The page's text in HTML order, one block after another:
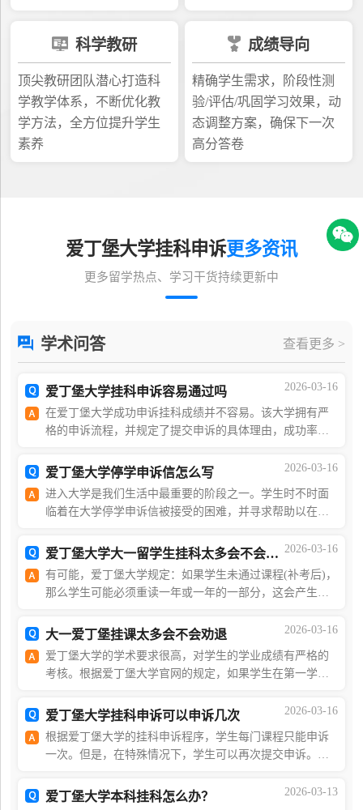
科学教研
顶尖教研团队潜心打造科
学教学体系，不断优化教
学方法，全方位提升学生
素养
成绩导向
精确学生需求，阶段性测
验/评估/巩固学习效果，动
态调整方案，确保下一次
高分答卷
爱丁堡大学挂科申诉更多资讯
更多留学热点、学习干货持续更新中
学术问答 查看更多 >
2026-03-16
爱丁堡大学挂科申诉容易通过吗
在爱丁堡大学成功申诉挂科成绩并不容易。该大学拥有严
格的申诉流程，并规定了提交申诉的具体理由，成功率可
会。申诉理由只有在以下情况下，您才能提出申诉：2026-03-16
爱丁堡大学停学申诉信怎么写
进入大学是我们生活中最重要的阶段之一。学生时不时面
临着在大学停学申诉信被接受的困难，并寻求帮助以在这
得样本信件、建议和生活技巧，以创建适当的结构并2026-03-16
爱丁堡大学大一留学生挂科太多会不会劝退?
有可能，爱丁堡大学规定：如果学生未通过课程(补考后)，
那么学生可能必须重读一年或一年的一部分，这会产生重
如果多门挂科，那么你有可能会被学校认为不具备2026-03-16
大一爱丁堡挂课太多会不会劝退
爱丁堡大学的学术要求很高，对学生的学业成绩有严格的
考核。根据爱丁堡大学官网的规定，如果学生在第一学年
本科课程分为四个等级：一等学位(FirstClassHonour2026-03-16
爱丁堡大学挂科申诉可以申诉几次
根据爱丁堡大学的挂科申诉程序，学生每门课程只能申诉
一次。但是，在特殊情况下，学生可以再次提交申诉。特
息。2 学生在第一次申诉后发现了新的证据。3 学生2026-03-13
爱丁堡大学本科挂科怎么办？